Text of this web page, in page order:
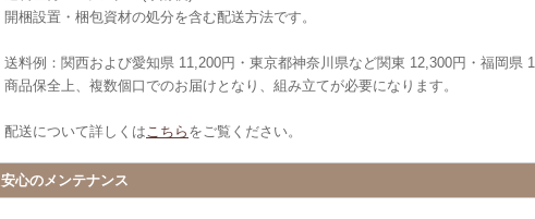
開梱設置・梱包資材の処分を含む配送方法です。
送料例：関西および愛知県 11,200円・東京都神奈川県など関東 12,300円・福岡県
商品保全上、複数個口でのお届けとなり、組み立てが必要になります。
配送について詳しくは こちら をご覧ください。
安心のメンテナンス